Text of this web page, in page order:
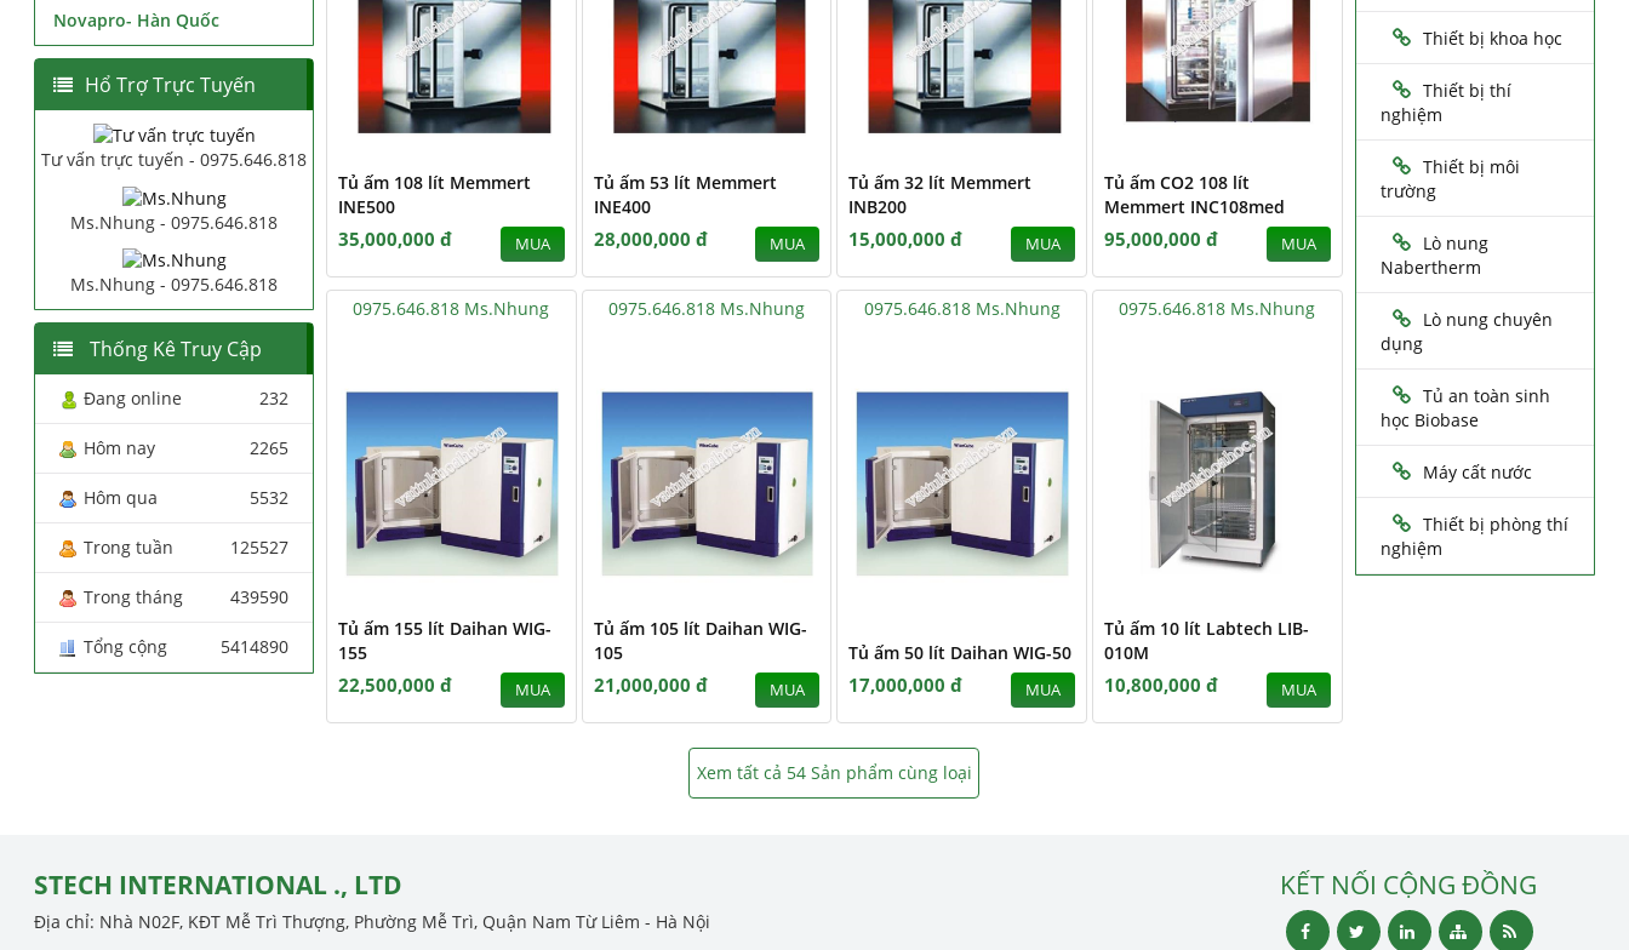
Tủ ấm 108 lít Memmert
INE500
35,000,000 đ MUA
Tủ ấm 53 lít Memmert
INE400
28,000,000 đ MUA
Tủ ấm 32 lít Memmert
INB200
15,000,000 đ MUA
Tủ ấm CO2 108 lít
Memmert INC108med
95,000,000 đ MUA
0975.646.818 Ms.Nhung
Tủ ấm 155 lít Daihan WIG-
155
22,500,000 đ MUA
0975.646.818 Ms.Nhung
Tủ ấm 105 lít Daihan WIG-
105
21,000,000 đ MUA
0975.646.818 Ms.Nhung
Tủ ấm 50 lít Daihan WIG-50
17,000,000 đ MUA
0975.646.818 Ms.Nhung
Tủ ấm 10 lít Labtech LIB-
010M
10,800,000 đ MUA
Xem tất cả 54 Sản phẩm cùng loại
Novapro- Hàn Quốc
Hổ Trợ Trực Tuyến
Tư vấn trực tuyến - 0975.646.818
Ms.Nhung - 0975.646.818
Ms.Nhung - 0975.646.818
Thống Kê Truy Cập
Đang online 232
Hôm nay 2265
Hôm qua 5532
Trong tuần 125527
Trong tháng 439590
Tổng cộng 5414890
Thiết bị khoa học
Thiết bị thí
nghiệm
Thiết bị môi
trường
Lò nung
Nabertherm
Lò nung chuyên
dụng
Tủ an toàn sinh
học Biobase
Máy cất nước
Thiết bị phòng thí
nghiệm
STECH INTERNATIONAL ., LTD
Địa chỉ: Nhà N02F, KĐT Mễ Trì Thượng, Phường Mễ Trì, Quận Nam Từ Liêm - Hà Nội
KẾT NỐI CỘNG ĐỒNG